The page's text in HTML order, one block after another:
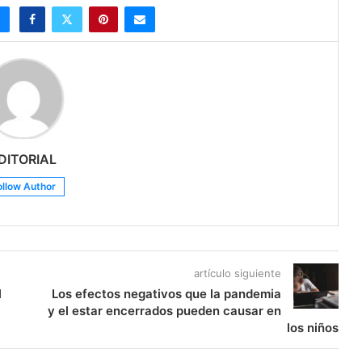
Author
artículo siguiente
Los efectos negativos que la pandemia
y el estar encerrados pueden causar en
los niños